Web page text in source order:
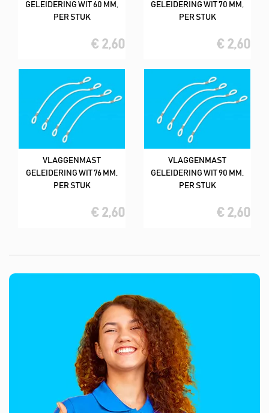
GELEIDERING WIT 60 MM,
PER STUK
€ 2,60
GELEIDERING WIT 70 MM,
PER STUK
€ 2,60
VLAGGENMAST
GELEIDERING WIT 76 MM,
PER STUK
€ 2,60
VLAGGENMAST
GELEIDERING WIT 90 MM,
PER STUK
€ 2,60